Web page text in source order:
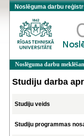
Noslēguma darbu
Noslēguma darbu
Studiju darba
Studiju veids
Studiju programmas